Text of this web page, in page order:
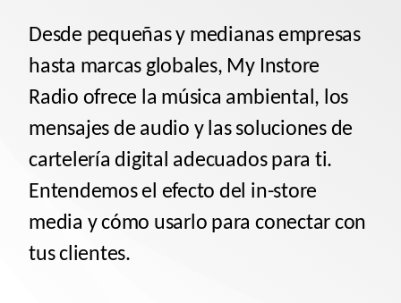
Desde pequeñas y medianas empresas
hasta marcas globales, My Instore
Radio ofrece la música ambiental, los
mensajes de audio y las soluciones de
cartelería digital adecuados para ti.
Entendemos el efecto del in-store
media y cómo usarlo para conectar con
tus clientes.